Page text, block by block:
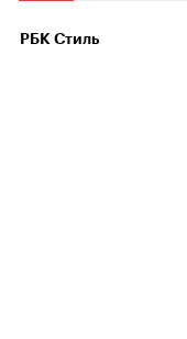
РБК Стиль